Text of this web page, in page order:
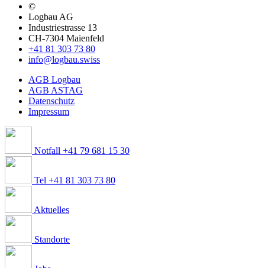
©
Logbau AG
Industriestrasse 13
CH-7304 Maienfeld
+41 81 303 73 80
info@logbau.swiss
AGB Logbau
AGB ASTAG
Datenschutz
Impressum
Notfall +41 79 681 15 30
Tel +41 81 303 73 80
Aktuelles
Standorte